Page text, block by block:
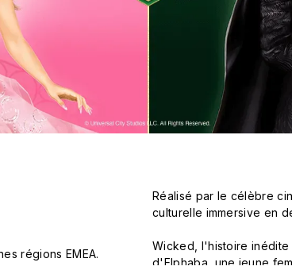
régions EMEA.
Réalisé par le célèbre
culturelle immersive en
Wicked, l'histoire inédite
d'Elphaba, une jeune